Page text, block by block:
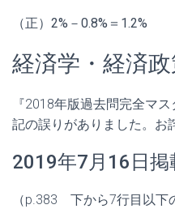
（正）2%－0.8%＝1.2%
経済学・経済
『2018年版過去問完全マ
記の誤りがありました。 お
2019年7月16日掲
（p.383 下から7行目以下